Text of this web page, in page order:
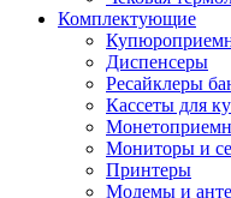
Комплектующие
Диспенсеры
Ресайклеры
Кассеты для
Мониторы и
Принтеры
Модемы и